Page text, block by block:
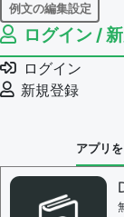
例文の編集設定
例文の編
例文の削
審査に対
決定に
問題の編
審査に
決定に
ログイン /
ログイン
新規登録
アプリ